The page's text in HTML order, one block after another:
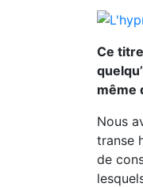
Ce
même
Nous
transe
de